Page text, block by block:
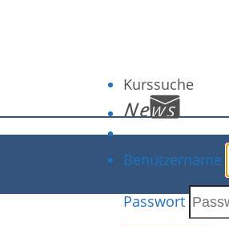
Kurssuche
Benutzername
Passwort